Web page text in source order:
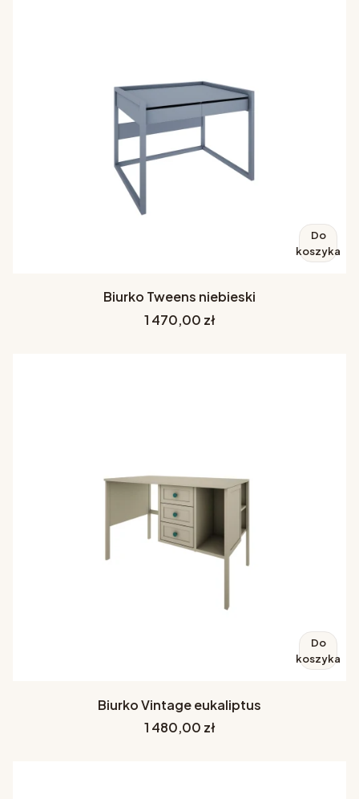
Do
koszyka
Biurko Tweens niebieski
Cena
1 470,00 zł
Do
koszyka
Biurko Vintage eukaliptus
Cena
1 480,00 zł